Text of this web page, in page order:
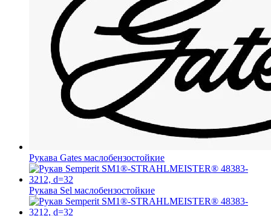
Рукава Gates маслобензостойкие
Рукава Sel маслобензостойкие